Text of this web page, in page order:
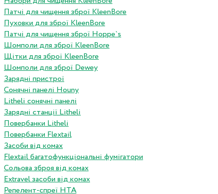
Патчі для чищення зброї KleenBore
Пуховки для зброї KleenBore
Патчі для чищення зброї Hoppe`s
Шомполи для зброї KleenBore
Щітки для зброї KleenBore
Шомполи для зброї Dewey
Зарядні пристрої
Сонячні панелі Houny
Litheli сонячні панелі
Зарядні станції Litheli
Повербанки Litheli
Повербанки Flextail
Засоби від комах
Flextail багатофункціональні фумігатори
Сольова зброя від комах
Extravel засоби від комах
Репелент-спреї HTA